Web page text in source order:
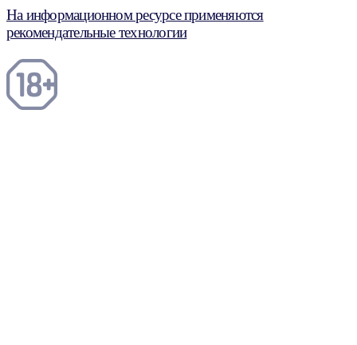
На информационном ресурсе применяются
рекомендательные технологии